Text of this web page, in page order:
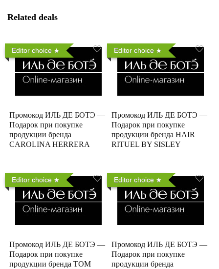
Related deals
Editor choice
Промокод ИЛЬ ДЕ БОТЭ —
Подарок при покупке
продукции бренда
CAROLINA HERRERA
Editor choice
Промокод ИЛЬ ДЕ БОТЭ —
Подарок при покупке
продукции бренда HAIR
RITUEL BY SISLEY
Editor choice
Промокод ИЛЬ ДЕ БОТЭ —
Подарок при покупке
продукции бренда TOM
Editor choice
Промокод ИЛЬ ДЕ БОТЭ —
Подарок при покупке
продукции бренда